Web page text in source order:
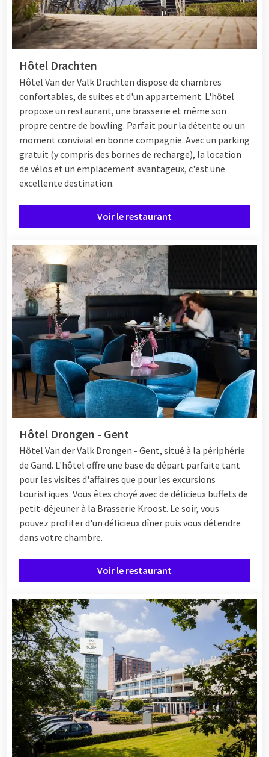
Hôtel Drachten
Hôtel Van der Valk Drachten dispose de chambres
confortables, de suites et d'un appartement. L'hôtel
propose un restaurant, une brasserie et même son
propre centre de bowling. Parfait pour la détente ou un
moment convivial en bonne compagnie. Avec un parking
gratuit (y compris des bornes de recharge), la location
de vélos et un emplacement avantageux, c'est une
excellente destination.
Voir le restaurant
Hôtel Drongen - Gent
Hôtel Van der Valk Drongen - Gent, situé à la périphérie
de Gand. L'hôtel offre une base de départ parfaite tant
pour les visites d'affaires que pour les excursions
touristiques. Vous êtes choyé avec de délicieux buffets de
petit-déjeuner à la Brasserie Kroost. Le soir, vous
pouvez profiter d'un délicieux dîner puis vous détendre
dans votre chambre.
Voir le restaurant